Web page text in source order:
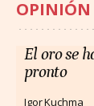
OPINIÓN
El oro se
pronto
Igor Kuchma